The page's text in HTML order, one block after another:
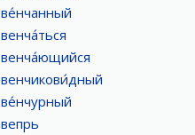
ве́нчанный
венча́ться
венча́ющийся
венчикови́дный
ве́нчурный
вепрь